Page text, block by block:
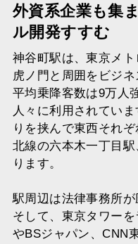
外資系企業も集
ル開発すすむ
神谷町駅は、東京メト
虎ノ門と周囲をビジ
平均乗降客数は9万人
人々に利用されてい
りを挟んで東西それ
北線の六本木一丁目
ります。
駅周辺は法律事務所が
そして、東京タワー
やBSジャパン、CNN